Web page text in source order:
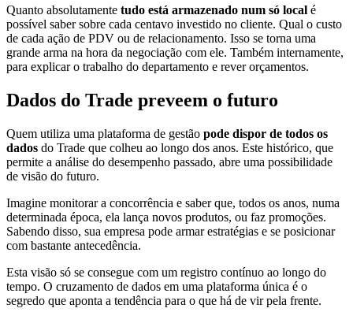
Quanto absolutamente tudo está armazenado num só local é
possível saber sobre cada centavo investido no cliente. Qual o custo
de cada ação de PDV ou de relacionamento. Isso se torna uma
grande arma na hora da negociação com ele. Também internamente,
para explicar o trabalho do departamento e rever orçamentos.
Dados do Trade preveem o futuro
Quem utiliza uma plataforma de gestão pode dispor de todos os
dados do Trade que colheu ao longo dos anos. Este histórico, que
permite a análise do desempenho passado, abre uma possibilidade
de visão do futuro.
Imagine monitorar a concorrência e saber que, todos os anos, numa
determinada época, ela lança novos produtos, ou faz promoções.
Sabendo disso, sua empresa pode armar estratégias e se posicionar
com bastante antecedência.
Esta visão só se consegue com um registro contínuo ao longo do
tempo. O cruzamento de dados em uma plataforma única é o
segredo que aponta a tendência para o que há de vir pela frente.